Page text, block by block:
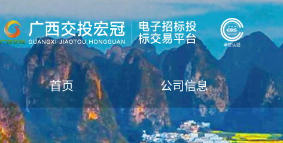
首页 公司信息